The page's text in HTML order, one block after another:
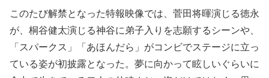
このたび解禁となった特報映像では、菅田将暉演じる徳永
が、桐谷健太演じる神谷に弟子入りを志願するシーンや、
「スパークス」「あほんだら」がコンビでステージに立っ
ている姿が初披露となった。夢に向かって眩しいぐらいに